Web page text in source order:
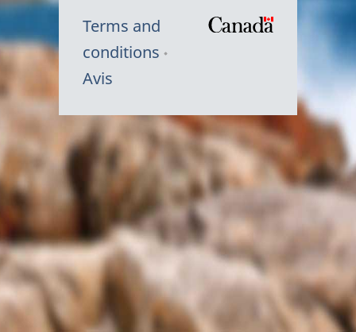
Terms and
conditions
Avis
Symbole
du
Canada